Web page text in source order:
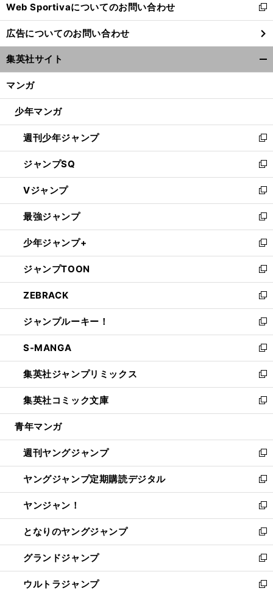
く
Web Sportivaについてのお問い合わせ
新
し
い
ウ
ィ
ン
ウ
開
く
広告についてのお問い合わせ
集英社サイト
マンガ
少年マンガ
週刊少年ジャンプ
新
し
い
ウ
ィ
ン
ド
ウ
で
開
く
ジャンプSQ
新
し
い
ウ
ィ
ン
ド
ウ
で
開
く
Vジャンプ
新
し
い
ウ
ィ
ン
ド
ウ
で
開
く
最強ジャンプ
新
し
い
ウ
ィ
ン
ド
ウ
で
開
く
少年ジャンプ+
新
し
い
ウ
ィ
ン
ド
ウ
で
開
く
ジャンプTOON
新
し
い
ウ
ィ
ン
ド
ウ
で
開
く
ZEBRACK
新
し
い
ウ
ィ
ン
ド
ウ
で
開
ジャンプルーキー！
新
し
い
ウ
ィ
ン
ド
ウ
開
く
S-MANGA
新
し
い
ウ
ィ
ン
ウ
で
開
く
集英社ジャンプリミックス
新
し
い
ウ
ン
ド
ウ
で
開
く
集英社コミック文庫
新
し
ウ
ィ
ン
ド
ウ
で
開
く
青年マンガ
週刊ヤングジャンプ
新
し
い
ウ
ィ
ン
ド
ウ
で
開
く
ヤングジャンプ定期購読デジタル
新
し
い
ウ
ィ
ン
ド
ウ
で
ヤンジャン！
新
し
い
ウ
ィ
ン
ド
となりのヤングジャンプ
新
し
い
ウ
ィ
グランドジャンプ
新
し
い
ウルトラジャンプ
新